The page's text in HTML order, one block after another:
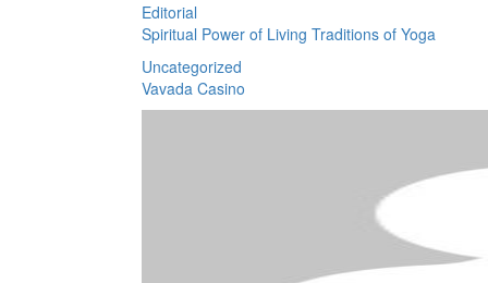
Editorial
Spiritual Power of Living Traditions of Yoga
Uncategorized
Vavada Casino